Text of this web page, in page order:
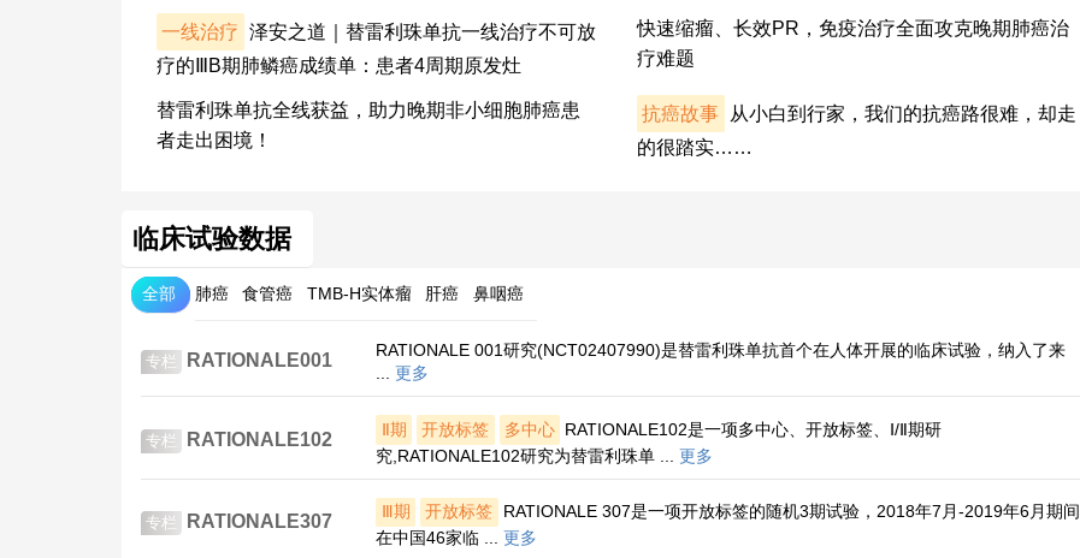
一线治疗 泽安之道｜替雷利珠单抗一线治疗不可放
疗的ⅢB期肺鳞癌成绩单：患者4周期原发灶
快速缩瘤、长效PR，免疫治疗全面攻克晚期肺癌治
疗难题
替雷利珠单抗全线获益，助力晚期非小细胞肺癌患
者走出困境！
抗癌故事
从小白到行家，我们的抗癌路很难，却走
的很踏实……
临床试验数据
全部 肺癌 食管癌 TMB-H实体瘤 肝癌 鼻咽癌
专栏 RATIONALE001
RATIONALE 001研究(NCT02407990)是替雷利珠单抗首个在人体开展的临床试验，纳入了来
...更多
专栏 RATIONALE102 Ⅱ期 开放标签 多中心 RATIONALE102是一项多中心、开放标签、Ⅰ/Ⅱ期研
究,RATIONALE102研究为替雷利珠单 ...更多
专栏 RATIONALE307 Ⅲ期 开放标签
RATIONALE 307是一项开放标签的随机3期试验，2018年7月-2019年6月期间
在中国46家临 ...更多